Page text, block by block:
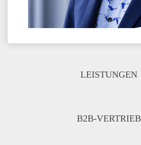
LEISTUNGEN
B2B-VERTRIEB